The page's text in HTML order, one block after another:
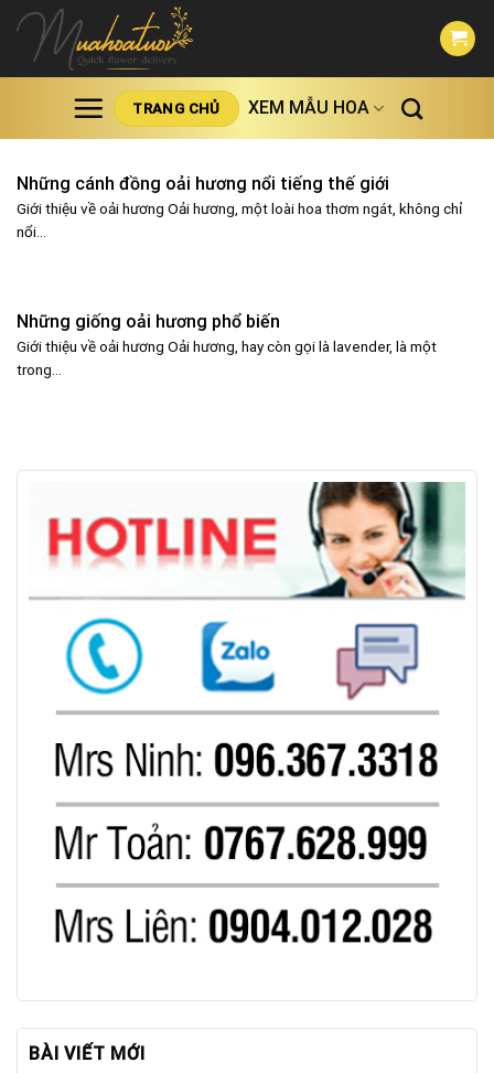
Skip
content
TRANG CHỦ XEM MẪU HOA
Những cánh đồng oải hương nổi tiếng thế giới
Giới thiệu về oải hương Oải hương, một loài hoa thơm ngát, không chỉ
nổi...
Những giống oải hương phổ biến
Giới thiệu về oải hương Oải hương, hay còn gọi là lavender, là một
trong...
BÀI VIẾT MỚI